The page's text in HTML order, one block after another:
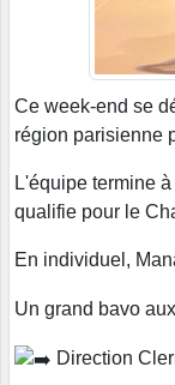
Ce week-end se
région parisienne
L'équipe termine
qualifie pour le
En individuel,
Un grand bavo
Direction